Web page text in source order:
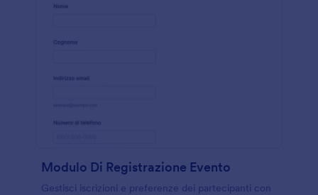
Modulo Di Registrazione Evento
Gestisci iscrizioni e preferenze dei partecipanti con